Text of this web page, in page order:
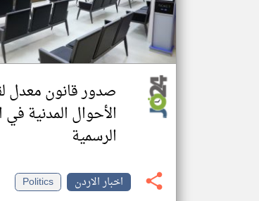
صدور قانون معدل
الأحوال المدنية في
الرسمية
اخبار الاردن
Politics